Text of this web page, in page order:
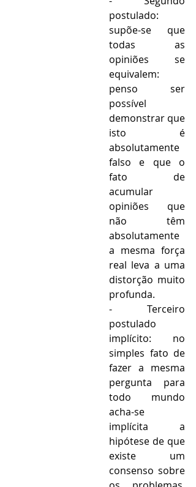
postulado:
supõe-se que
todas as
opiniões se
equivalem:
penso ser
possível
demonstrar que
isto é
absolutamente
falso e que o
fato de
acumular
opiniões que
não têm
absolutamente
a mesma força
real leva a uma
distorção muito
profunda.
- Terceiro
postulado
implícito: no
simples fato de
fazer a mesma
pergunta para
todo mundo
acha-se
implícita a
hipótese de que
existe um
consenso sobre